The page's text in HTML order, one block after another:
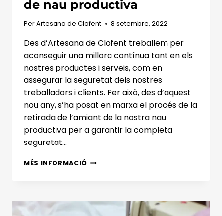
de nau productiva
PerArtesana de Clofent 8 setembre, 2022
Des d’Artesana de Clofent treballem per
aconseguir una millora contínua tant en els
nostres productes i serveis, com en
assegurar la seguretat dels nostres
treballadors i clients. Per això, des d’aquest
nou any, s’ha posat en marxa el procés de la
retirada de l’amiant de la nostra nau
productiva per a garantir la completa
seguretat…
MÉS INFORMACIÓADCLOFENT
LA